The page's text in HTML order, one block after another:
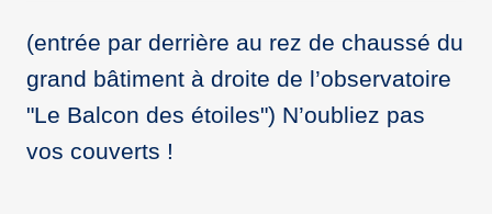
(entrée par derrière au rez de chaussé du
grand bâtiment à droite de l’observatoire
"Le Balcon des étoiles") N’oubliez pas
vos couverts !